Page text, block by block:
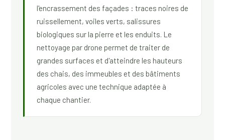
l'encrassement des façades : traces noires de
ruissellement, voiles verts, salissures
biologiques sur la pierre et les enduits. Le
nettoyage par drone permet de traiter de
grandes surfaces et d'atteindre les hauteurs
des chais, des immeubles et des bâtiments
agricoles avec une technique adaptée à
chaque chantier.